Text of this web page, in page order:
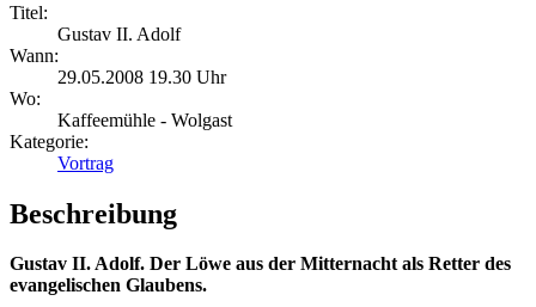
Titel:
Gustav II. Adolf
Wann:
29.05.2008 19.30 Uhr
Wo:
Kaffeemühle - Wolgast
Kategorie:
Vortrag
Beschreibung
Gustav II. Adolf. Der Löwe aus der Mitternacht als Retter des
evangelischen Glaubens.